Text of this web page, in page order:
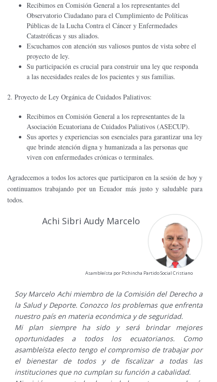
Recibimos en Comisión General a los representantes del
Observatorio Ciudadano para el Cumplimiento de Políticas
Públicas de la Lucha Contra el Cáncer y Enfermedades
Catastróficas y sus aliados.
Escuchamos con atención sus valiosos puntos de vista sobre el
proyecto de ley.
Su participación es crucial para construir una ley que responda
a las necesidades reales de los pacientes y sus familias.
2. Proyecto de Ley Orgánica de Cuidados Paliativos:
Recibimos en Comisión General a los representantes de la
Asociación Ecuatoriana de Cuidados Paliativos (ASECUP).
Sus aportes y experiencias son esenciales para garantizar una ley
que brinde atención digna y humanizada a las personas que
viven con enfermedades crónicas o terminales.
Agradecemos a todos los actores que participaron en la sesión de hoy y
continuamos trabajando por un Ecuador más justo y saludable para
todos.
Achi Sibri Audy Marcelo
Asambleísta por Pichincha Partido Social Cristiano
Soy Marcelo Achi miembro de la Comisión del Derecho a
la Salud y Deporte. Conozco los problemas que enfrenta
nuestro país en materia económica y de seguridad.
Mi plan siempre ha sido y será brindar mejores
oportunidades a todos los ecuatorianos. Como
asambleísta electo tengo el compromiso de trabajar por
el bienestar de todos y de fiscalizar a todas las
instituciones que no cumplan su función a cabalidad.